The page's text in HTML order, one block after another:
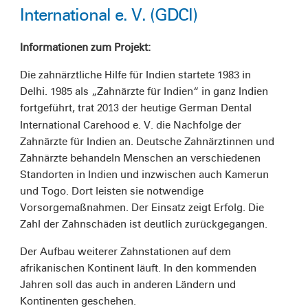
International e. V. (GDCI)
Informationen zum Projekt:
Die zahnärztliche Hilfe für Indien startete 1983 in
Delhi. 1985 als „Zahnärzte für Indien“ in ganz Indien
fortgeführt, trat2013der heutige German Dental
International Carehood e. V. die Nachfolge der
Zahnärzte für Indien an. Deutsche Zahnärztinnen und
Zahnärzte behandeln Menschen an verschiedenen
Standorten in Indien und inzwischen auch Kamerun
und Togo. Dort leisten sie notwendige
Vorsorgemaßnahmen. Der Einsatz zeigt Erfolg. Die
Zahl der Zahnschäden ist deutlich zurückgegangen.
Der Aufbau weiterer Zahnstationen auf dem
afrikanischen Kontinent läuft. In den kommenden
Jahren soll das auch in anderen Ländern und
Kontinenten geschehen.